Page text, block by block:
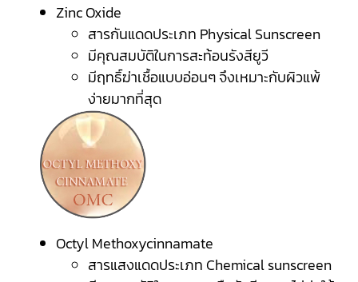
Zinc Oxide
สารกันแดดประเภท Physical Sunscreen
มีคุณสมบัติในการสะท้อนรังสียูวี
มีฤทธิ์ฆ่าเชื้อแบบอ่อนๆ จึงเหมาะกับผิวแพ้
ง่ายมากที่สุด
Octyl Methoxycinnamate
สารแสงแดดประเภท Chemical sunscreen